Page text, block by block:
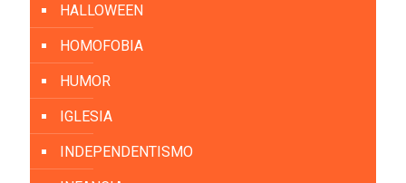
HALLOWEEN
HOMOFOBIA
HUMOR
IGLESIA
INDEPENDENTISMO